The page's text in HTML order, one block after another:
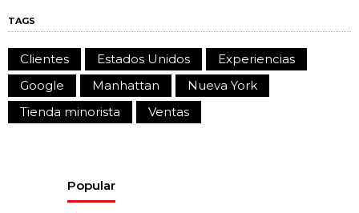
TAGS
Clientes Estados Unidos
Experiencias
Google
Manhattan
Nueva York
Tienda minorista
Ventas
Popular